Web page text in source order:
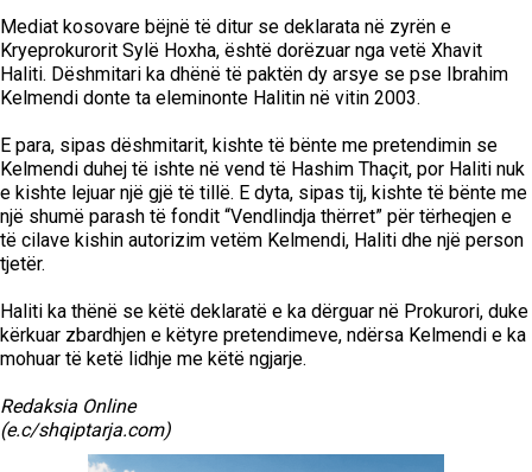
Mediat kosovare bëjnë të ditur se deklarata në zyrën e
Kryeprokurorit Sylë Hoxha, është dorëzuar nga vetë Xhavit
Haliti. Dëshmitari ka dhënë të paktën dy arsye se pse Ibrahim
Kelmendi donte ta eleminonte Halitin në vitin 2003.
E para, sipas dëshmitarit, kishte të bënte me pretendimin se
Kelmendi duhej të ishte në vend të Hashim Thaçit, por Haliti nuk
e kishte lejuar një gjë të tillë. E dyta, sipas tij, kishte të bënte me
një shumë parash të fondit “Vendlindja thërret” për tërheqjen e
të cilave kishin autorizim vetëm Kelmendi, Haliti dhe një person
tjetër.
Haliti ka thënë se këtë deklaratë e ka dërguar në Prokurori, duke
kërkuar zbardhjen e këtyre pretendimeve, ndërsa Kelmendi e ka
mohuar të ketë lidhje me këtë ngjarje.
Redaksia Online
(e.c/shqiptarja.com)